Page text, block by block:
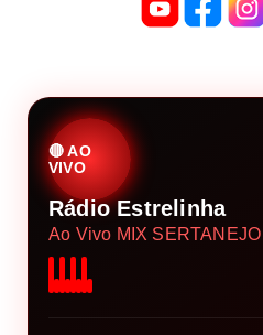
🔴 AO
VIVO
Rádio Estrelinha
Ao Vivo MIX